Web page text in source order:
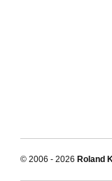
© 2006 - 2026 Roland